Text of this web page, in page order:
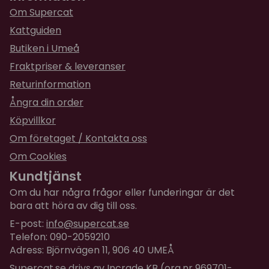
Obs!Denna klösmöbel skickas ibland från vårt eget
lager med Schenker, och ibland från vår
distributörs lager med Postnord.
Mycket nöjd. Katten med.
Carina
för 0 år sedan
Enkel, snygg design.
Perfekt för min 15 åriga kattjej!
Anna-carin
Mina katter älskar detta träd,lätt att sätta ihop.
5 stjärnor
Maja
för 1 år sedan
★★ ★ ★★
Ganska enkel att skruva ihop (något svårare
med inspektören som ville testa allt innan det
var klart🙄) o var superbra storlek på bädden
högst upp😊 Katten älskar den o tycker det är
Om Supercat
Kattguiden
Butiken i Umeå
Fraktpriser & leveranser
Returinformation
Ångra din order
Köpvillkor
Om företaget / Kontakta oss
Om Cookies
Kundtjänst
Om du har några frågor eller funderingar är det
bara att höra av dig till oss.
E-post: info@supercat.se
Telefon: 090-2059210
Adress: Björnvägen 11, 906 40 UMEÅ